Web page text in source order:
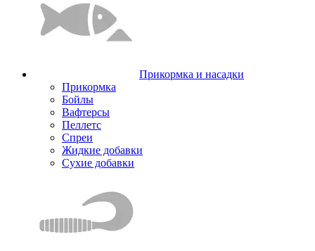
Прикормка и насадки
Прикормка
Бойлы
Вафтерсы
Пеллетс
Спреи
Жидкие добавки
Сухие добавки